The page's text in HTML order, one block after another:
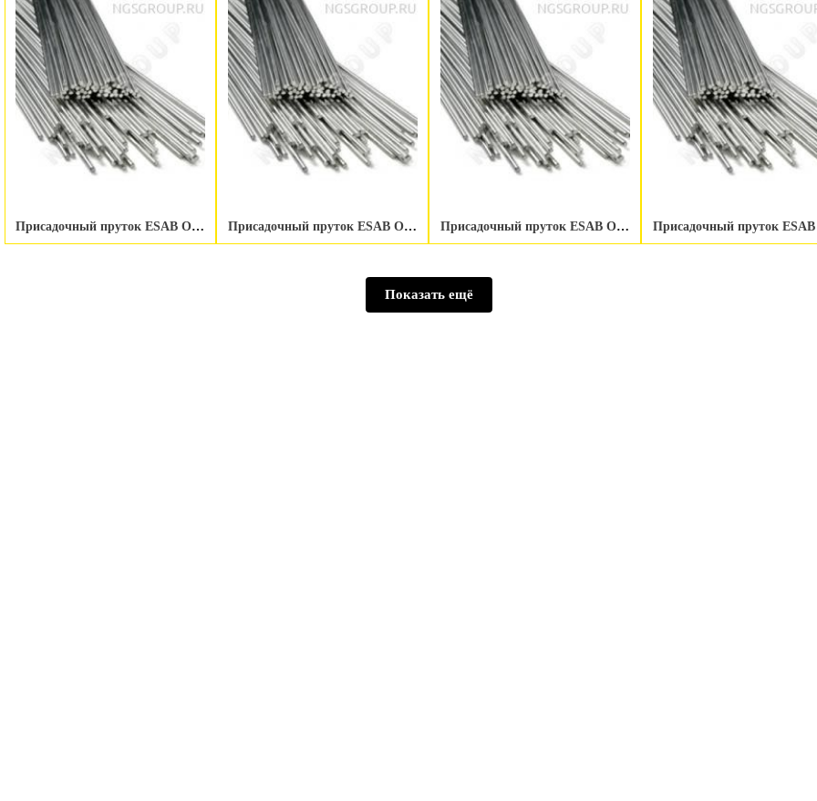
Присадочный пруток ESAB OK Tigrod NiCrMo-13 2.4 мм Присадочный пруток ESAB OK Tigrod NiCrMo-13 2.0 мм Присадочный пруток ESAB OK Tigrod NiCrMo-13 1.6 мм
Показать ещё